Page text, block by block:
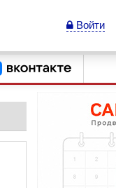
Войти